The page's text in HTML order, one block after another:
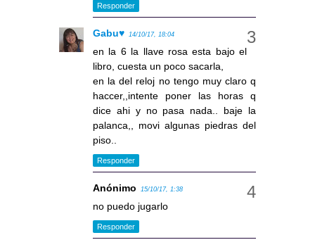
Responder
Gabu♥ 14/10/17, 18:04
en la 6 la llave rosa esta bajo el
libro, cuesta un poco sacarla,
en la del reloj no tengo muy claro q
haccer,,intente poner las horas q
dice ahi y no pasa nada.. baje la
palanca,, movi algunas piedras del
piso..
Responder
Anónimo 15/10/17, 1:38
no puedo jugarlo
Responder